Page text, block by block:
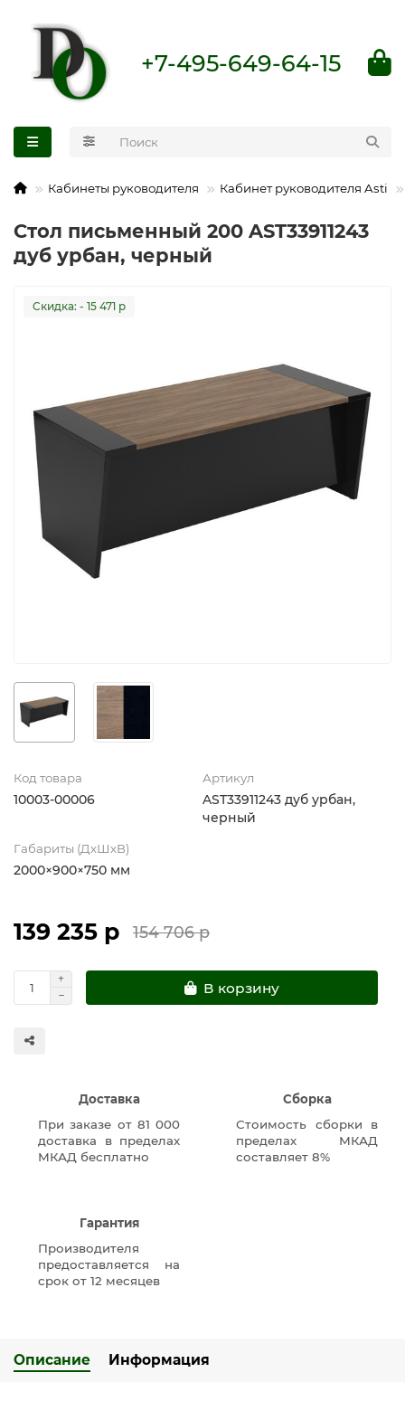
+7-495-649-64-15
Кабинеты руководителя Кабинет руководителя Asti
Стол письменный 200 AST33911243
дуб урбан, черный
Cкидка: - 15 471 р
Код товара
10003-00006
Артикул
AST33911243 дуб урбан,
черный
Габариты (ДхШхВ)
2000×900×750 мм
139 235 р 154 706 р
В корзину
Доставка
При заказе от 81 000
доставка в пределах
МКАД бесплатно
Сборка
Стоимость сборки в
пределах МКАД
составляет 8%
Гарантия
Производителя
предоставляется на
срок от 12 месяцев
Описание Информация